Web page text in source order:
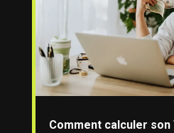
Comment calculer